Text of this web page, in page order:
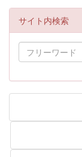
サイト内検索